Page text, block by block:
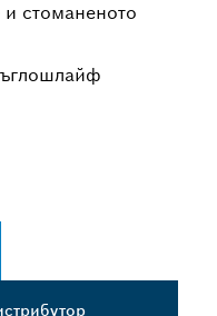
стоманеното